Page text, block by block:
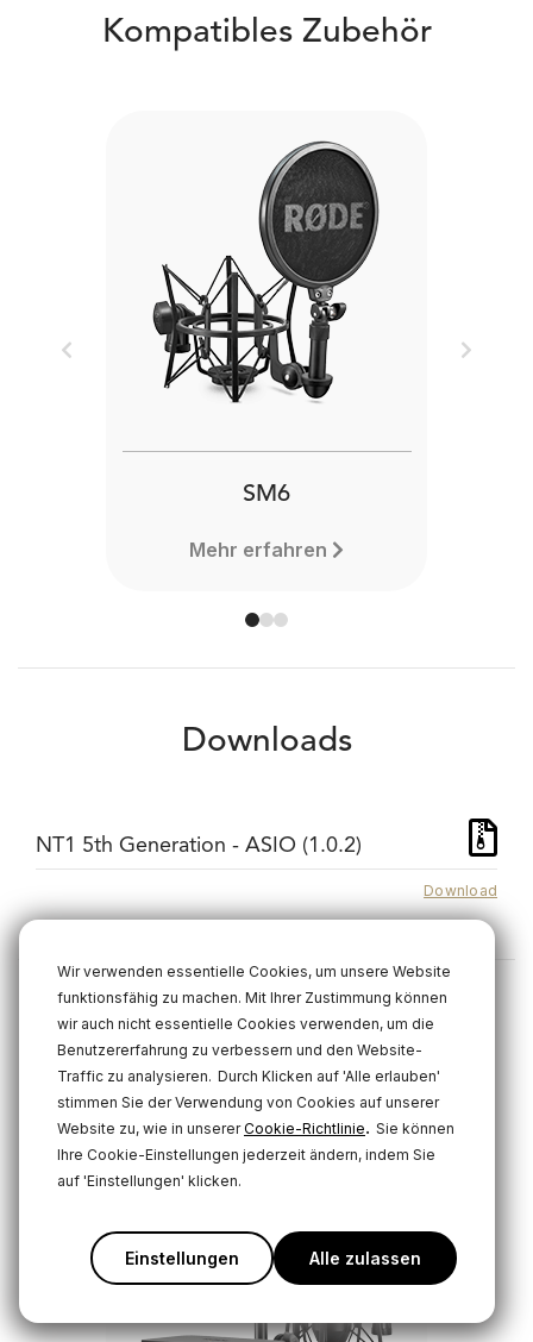
Wir verwenden essentielle Cookies, um unsere Website
funktionsfähig zu machen. Mit Ihrer Zustimmung können
wir auch nicht essentielle Cookies verwenden, um die
Benutzererfahrung zu verbessern und den Website-
Traffic zu analysieren. Durch Klicken auf 'Alle erlauben'
stimmen Sie der Verwendung von Cookies auf unserer
Website zu, wie in unsererCookie-Richtlinie. Sie können
Ihre Cookie-Einstellungen jederzeit ändern, indem Sie
auf 'Einstellungen' klicken.
Einstellungen Alle zulassen
Kompatibles Zubehör
SM6
Mehr erfahren
Previous Next
Downloads
NT1 5th Generation - ASIO (1.0.2)
Download
Verwandte Produkte